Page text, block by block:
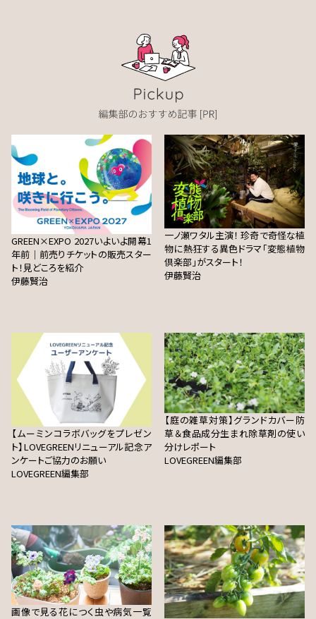
GREEN×EXPO 2027いよいよ開幕1
年前｜前売りチケットの販売スター
ト！見どころを紹介
伊藤賢治
一ノ瀬ワタル主演！ 珍奇で奇怪な植
物に熱狂する異色ドラマ「変態植物
倶楽部」がスタート！
伊藤賢治
【ムーミンコラボバッグをプレゼン
ト】LOVEGREENリニューアル記念ア
ンケートご協力のお願い
LOVEGREEN編集部
【庭の雑草対策】グランドカバー防
草＆食品成分生まれ除草剤の使い
分けレポート
LOVEGREEN編集部
画像で見る花につく虫や病気一覧